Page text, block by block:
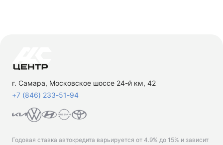
г. Самара, Московское шоссе 24-й км, 42
+7 (846) 233-51-94
Годовая ставка автокредита варьируется от 4.9% до 15% и зависит